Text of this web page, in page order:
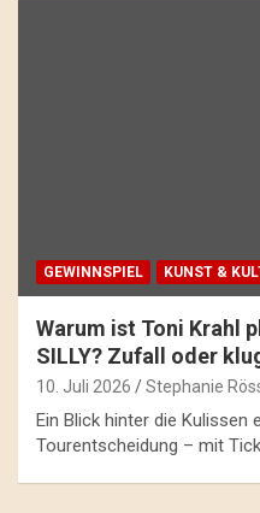
GEWINNSPIEL KUNST &
Warum ist Toni Krahl
SILLY? Zufall oder
10. Juli 2026 Stephanie
Ein Blick hinter die Kulissen
Tourentscheidung – mit